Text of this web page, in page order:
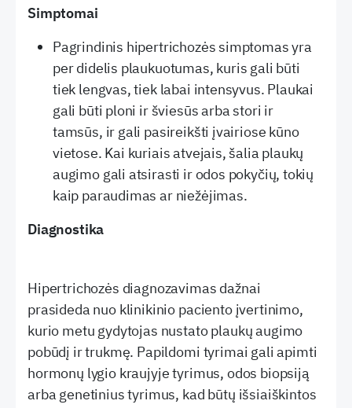
Simptomai
Pagrindinis hipertrichozės simptomas yra
per didelis plaukuotumas, kuris gali būti
tiek lengvas, tiek labai intensyvus. Plaukai
gali būti ploni ir šviesūs arba stori ir
tamsūs, ir gali pasireikšti įvairiose kūno
vietose. Kai kuriais atvejais, šalia plaukų
augimo gali atsirasti ir odos pokyčių, tokių
kaip paraudimas ar niežėjimas.
Diagnostika
Hipertrichozės diagnozavimas dažnai
prasideda nuo klinikinio paciento įvertinimo,
kurio metu gydytojas nustato plaukų augimo
pobūdį ir trukmę. Papildomi tyrimai gali apimti
hormonų lygio kraujyje tyrimus, odos biopsiją
arba genetinius tyrimus, kad būtų išsiaiškintos